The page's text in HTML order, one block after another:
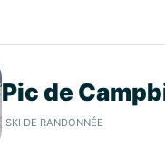
Pic de
SKI DE RANDONNÉE